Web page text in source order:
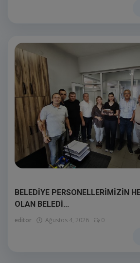
BELEDİYE PERSONELLERİMİZİN
OLAN BELEDİ...
editor Ağustos 4, 2026 0